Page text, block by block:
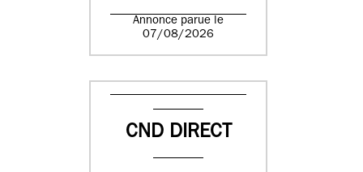
Annonce parue le
07/08/2026
CND DIRECT